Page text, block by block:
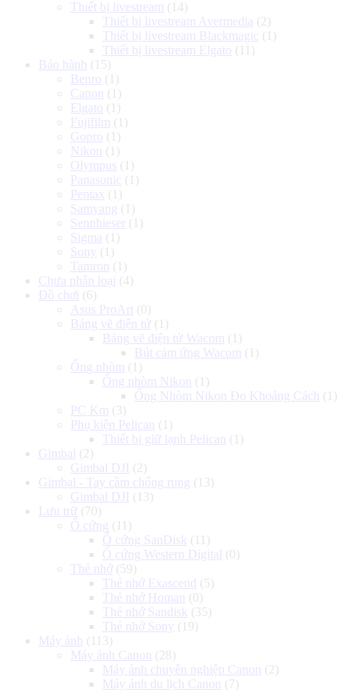
Thiết bị livestream (14)
Thiết bị livestream Avermedia (2)
Thiết bị livestream Blackmagic (1)
Thiết bị livestream Elgato (11)
Bảo hành
(15)
Benro (1)
Canon
(1)
Elgato (1)
Fujifilm (1)
Gopro (1)
Nikon
(1)
Olympus (1)
Panasonic (1)
Pentax (1)
Samyang (1)
Sennhieser
(1)
Sigma (1)
Sony (1)
Tamron
(1)
Chưa phân loại (4)
Đồ chơi (6)
Asus ProArt (0)
Bảng vẽ điện tử (1)
Bảng vẽ điện tử Wacom (1)
Bút cảm ứng Wacom (1)
Ống nhòm (1)
Ống nhòm Nikon
(1)
Ống Nhòm Nikon Đo Khoảng Cách
(1)
PC Km (3)
Phụ kiện Pelican
(1)
Thiết bị giữ lạnh Pelican
(1)
Gimbal (2)
Gimbal DJI (2)
Gimbal - Tay cầm chống rung (13)
Gimbal DJI (13)
Lưu trữ (70)
Ổ cứng (11)
Ổ cứng SanDisk (11)
Ổ cứng Western Digital (0)
Thẻ nhớ (59)
Thẻ nhớ Exascend
(5)
Thẻ nhớ Homan
(0)
Thẻ nhớ Sandisk (35)
Thẻ nhớ Sony (19)
Máy ảnh
(113)
Máy ảnh Canon
(28)
Máy ảnh chuyên nghiệp Canon
(2)
Máy ảnh du lịch Canon
(7)